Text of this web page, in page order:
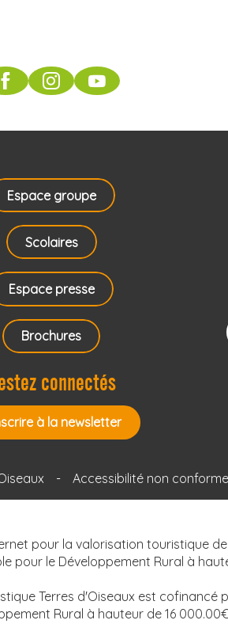
Espace groupe
Scolaires
Espace presse
Brochures
connectés
à la newsletter
- Accessibilité non conforme
pour la valorisation touristique de
pour le Développement Rural à
Terres d'Oiseaux est cofinancé
Rural à hauteur de 16